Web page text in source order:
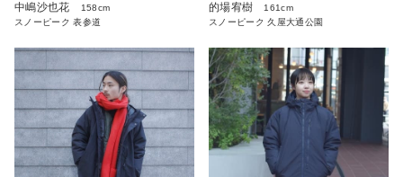
中嶋沙也花
158cm
スノーピーク 表参道
的場宥樹
161cm
スノーピーク 久屋大通公園